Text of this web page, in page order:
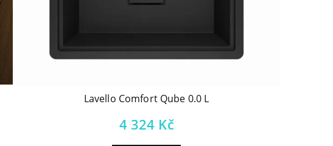
Lavello Comfort Qube 0.0 L
4 324 Kč